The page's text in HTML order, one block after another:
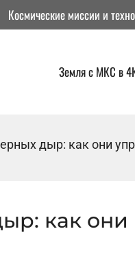
Космические миссии и
Земля с МКС в
дыр: как они
как они